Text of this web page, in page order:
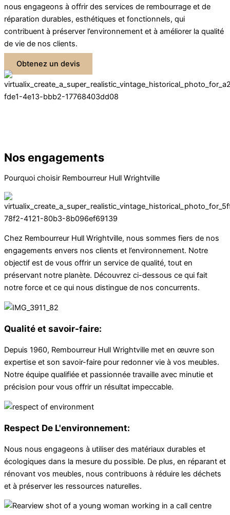
nous engageons à offrir des services de rembourrage et de
réparation durables, esthétiques et fonctionnels, qui
contribuent à préserver l’environnement et à améliorer la qualité
de vie de nos clients.
Obtenez un devis
Nos engagements
Pourquoi choisir Rembourreur Hull Wrightville
Chez Rembourreur Hull Wrightville, nous sommes fiers de nos
engagements envers nos clients et l’environnement. Notre
objectif est de vous offrir un service de qualité, tout en
préservant notre planète. Découvrez ci-dessous ce qui fait
notre force et ce qui nous distingue de nos concurrents.
Qualité et savoir-faire:
Depuis 1960, Rembourreur Hull Wrightville met en œuvre son
expertise et son savoir-faire pour redonner vie à vos meubles.
Notre équipe qualifiée et passionnée travaille avec minutie et
précision pour vous offrir un résultat impeccable.
Respect De L'environnement:
Nous nous engageons à utiliser des matériaux durables et
écologiques dans la mesure du possible. De plus, en réparant et
rénovant vos meubles, nous contribuons à réduire les déchets
et à préserver les ressources naturelles.